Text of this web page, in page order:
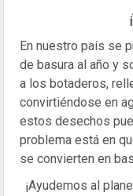
En nuestro país se
de basura al año y
a los botaderos,
convirtiéndose en
estos desechos
problema está en
se convierten en
¡Ayudemos al